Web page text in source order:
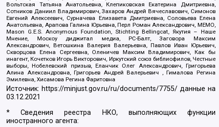
Вольтская Татьяна Анатольевна, Клепиковская Екатерина Дмитриевна,
Сотников Даниил Владимирович, Захаров Андрей Вячеславович, Симонов
Евгений Алексеевич, Сурначева Елизавета Дмитриевна, Соловьева Елена
Анатольевна, Арапова Галина Юрьевна, Перл Роман Александрович, МЕМО,
Mason G.E.S. Anonymous Foundation, Stichting Bellingcat, Якутия – Наше
Мнение, Москоу диджитал медиа, РС-Балт, Заговора Максим
Александрович, Ветошкина Валерия Валерьевна, Павлов Иван Юрьевич,
Скворцова Елена Сергеевна, Оленичев Максим Владимирович, Как бы
инагент, Кочетков Игорь Викторович, Иркутский союз библиофилов, Честные
выборы, Нобелевский призыв, Еланчик Олег Александрович, Григорьева
Алина Александровна, Григорьев Андрей Валерьевич , Гималова Регина
Эмилевна, Хисамова Регина Фаритовна
Источник:https://minjust.gov.ru/ru/documents/7755/ данные на
03.12.2021
* Сведения реестра НКО, выполняющих функции
иностранного агента: